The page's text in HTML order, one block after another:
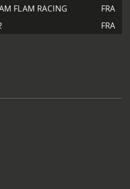
FLAM RACING
FRA
FRA